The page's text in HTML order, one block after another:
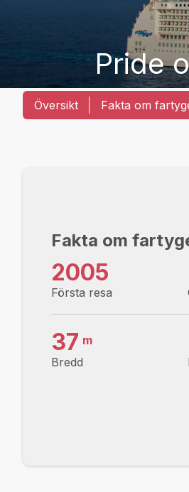
Pride
Översikt Fakta om
Fakta om
Första resa
2005
Bredd
37 m